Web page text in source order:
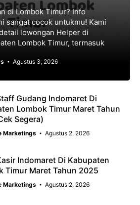
di Lombok Timur? Info
sangat cocok untukmu! Kami
lowongan Helper di
Lombok Timur, termasuk
Agustus 3, 2026
Gudang Indomaret Di
Lombok Timur Maret Tahun
Segera)
Marketings Agustus 2, 2026
Indomaret Di Kabupaten
Timur Maret Tahun 2025
Marketings Agustus 2, 2026